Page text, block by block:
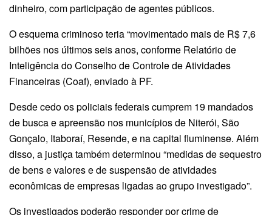
dinheiro, com participação de agentes públicos.
O esquema criminoso teria “movimentado mais de R$ 7,6
bilhões nos últimos seis anos, conforme Relatório de
Inteligência do Conselho de Controle de Atividades
Financeiras (Coaf), enviado à PF.
Desde cedo os policiais federais cumprem 19 mandados
de busca e apreensão nos municípios de Niterói, São
Gonçalo, Itaboraí, Resende, e na capital fluminense. Além
disso, a justiça também determinou “medidas de sequestro
de bens e valores e de suspensão de atividades
econômicas de empresas ligadas ao grupo investigado”.
Os investigados poderão responder por crime de